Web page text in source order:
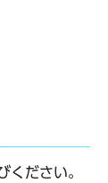
ください。